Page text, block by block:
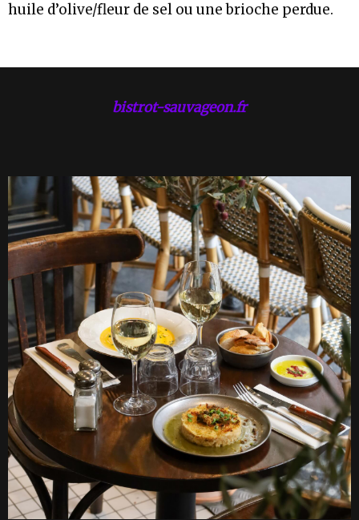
huile d’olive/fleur de sel ou une brioche perdue.
bistrot-sauvageon.fr